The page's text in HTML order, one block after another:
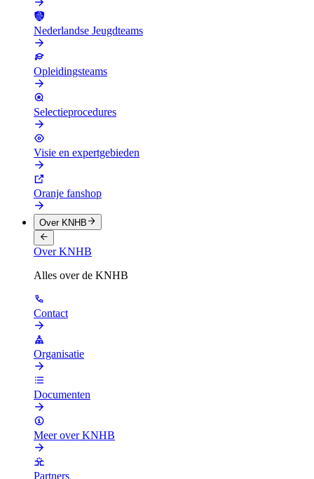
Nederlandse Jeugdteams
Opleidingsteams
Selectieprocedures
Visie en expertgebieden
Oranje fanshop
Over KNHB
Over KNHB
Alles over de KNHB
Contact
Organisatie
Documenten
Meer over KNHB
Partners